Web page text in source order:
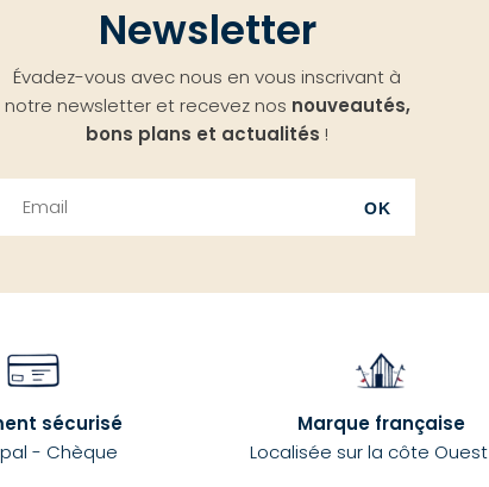
Newsletter
Évadez-vous avec nous en vous inscrivant à
notre newsletter et recevez nos nouveautés,
bons plans et actualités !
OK
sécurisé
- Chèque
Marque française
Localisée sur la côte Ouest